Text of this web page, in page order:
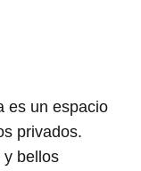
es un espacio
privados.
y bellos